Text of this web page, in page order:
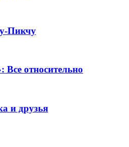
Пикчу
относительно
и друзья